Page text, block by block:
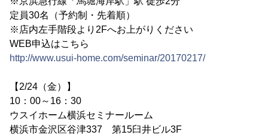
定員30名（予約制・先着順）
※店内左手階段より2Fへお上がりください
WEB申込はこちら
http://www.usui-home.com/seminar/20170217/
【2/24（金）】
10：00～16：30
ウスイホーム横浜セミナールーム
横浜市金沢区谷津337 第15臼井ビル3F